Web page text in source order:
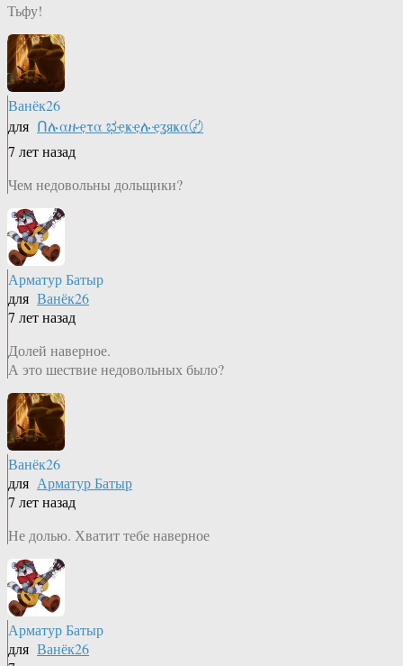
Тьфу!
Ванёк26
для Ոሉαዙҿτα ಭҿҝҿሉҿʓяҝα〄
7 лет назад
Чем недовольны дольщики?
Арматур Батыр
для Ванёк26
7 лет назад
Долей наверное.
А это шествие недовольных было?
Ванёк26
для Арматур Батыр
7 лет назад
Не долью. Хватит тебе наверное
Арматур Батыр
для Ванёк26